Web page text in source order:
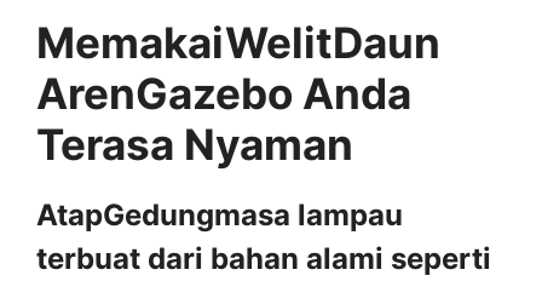
MemakaiWelitDaun
ArenGazebo Anda
Terasa Nyaman
AtapGedungmasa lampau
terbuat dari bahan alami seperti